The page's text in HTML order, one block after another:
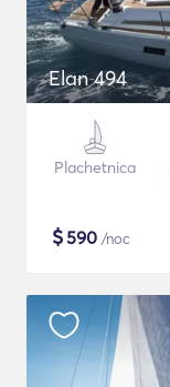
Elan 494
Plachetnica
$590 /noc